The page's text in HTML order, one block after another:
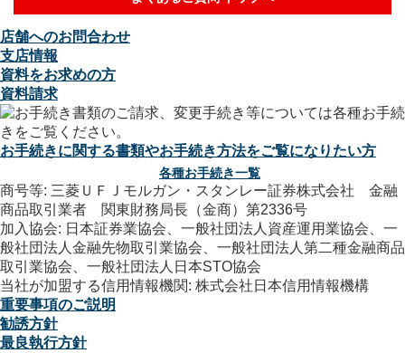
店舗へのお問合わせ
支店情報
資料をお求めの方
資料請求
お手続きに関する書類やお手続き方法をご覧になりたい方
各種お手続き一覧
商号等: 三菱ＵＦＪモルガン・スタンレー証券株式会社 金融
商品取引業者 関東財務局長（金商）第2336号
加入協会: 日本証券業協会、一般社団法人資産運用業協会、一
般社団法人金融先物取引業協会、一般社団法人第二種金融商品
取引業協会、一般社団法人日本STO協会
当社が加盟する信用情報機関: 株式会社日本信用情報機構
重要事項のご説明
勧誘方針
最良執行方針